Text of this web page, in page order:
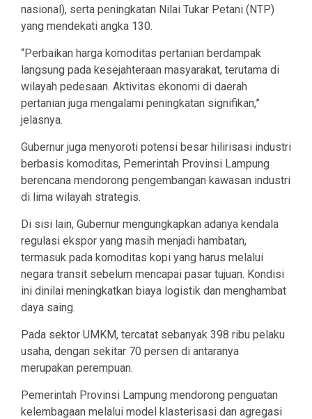
nasional), serta peningkatan Nilai Tukar Petani (NTP)
yang mendekati angka 130.
“Perbaikan harga komoditas pertanian berdampak
langsung pada kesejahteraan masyarakat, terutama di
wilayah pedesaan. Aktivitas ekonomi di daerah
pertanian juga mengalami peningkatan signifikan,”
jelasnya.
Gubernur juga menyoroti potensi besar hilirisasi industri
berbasis komoditas, Pemerintah Provinsi Lampung
berencana mendorong pengembangan kawasan industri
di lima wilayah strategis.
Di sisi lain, Gubernur mengungkapkan adanya kendala
regulasi ekspor yang masih menjadi hambatan,
termasuk pada komoditas kopi yang harus melalui
negara transit sebelum mencapai pasar tujuan. Kondisi
ini dinilai meningkatkan biaya logistik dan menghambat
daya saing.
Pada sektor UMKM, tercatat sebanyak 398 ribu pelaku
usaha, dengan sekitar 70 persen di antaranya
merupakan perempuan.
Pemerintah Provinsi Lampung mendorong penguatan
kelembagaan melalui model klasterisasi dan agregasi